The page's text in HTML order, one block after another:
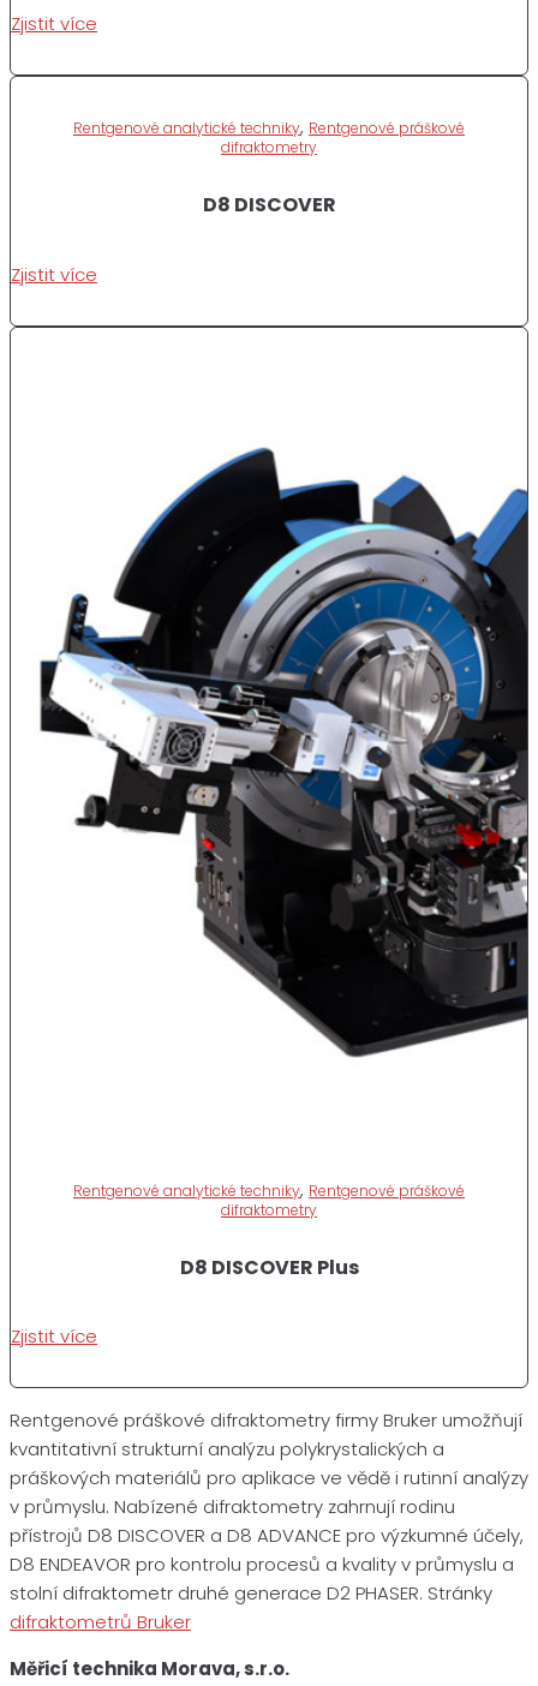
Zjistit více
Rentgenové analytické techniky, Rentgenové práškové
difraktometry
D8 DISCOVER
Zjistit více
Rentgenové analytické techniky, Rentgenové práškové
difraktometry
D8 DISCOVER Plus
Zjistit více
Rentgenové práškové difraktometry firmy Bruker umožňují
kvantitativní strukturní analýzu polykrystalických a
práškových materiálů pro aplikace ve vědě i rutinní analýzy
v průmyslu. Nabízené difraktometry zahrnují rodinu
přístrojů D8 DISCOVER a D8 ADVANCE pro výzkumné účely,
D8 ENDEAVOR pro kontrolu procesů a kvality v průmyslu a
stolní difraktometr druhé generace D2 PHASER. Stránky
difraktometrů Bruker
Měřicí technika Morava, s.r.o.